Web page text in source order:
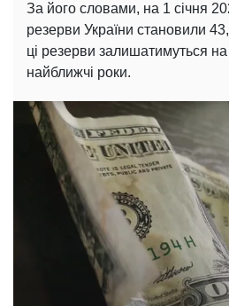
За його словами, на 1 січня
резерви України становили
ці резерви залишатимуться на
найближчі роки.